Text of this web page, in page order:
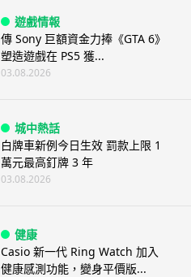
遊戲情報
傳 Sony 巨額資金力捧《GTA 6》
塑造遊戲在 PS5 獲...
03.08.2026
城中熱話
白牌車新例今日生效 罰款上限 1
萬元最高釘牌 3 年
03.08.2026
健康
Casio 新一代 Ring Watch 加入
健康感測功能，變身平價版...